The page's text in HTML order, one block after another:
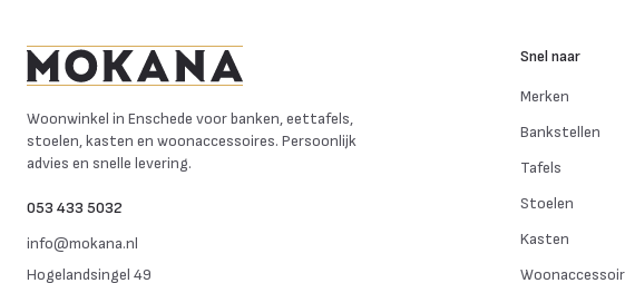
Woonwinkel in Enschede voor banken, eettafels,
stoelen, kasten en woonaccessoires. Persoonlijk
advies en snelle levering.
053 433 5032
info@mokana.nl
Hogelandsingel 49
Snel naar
Merken
Bankstellen
Tafels
Stoelen
Kasten